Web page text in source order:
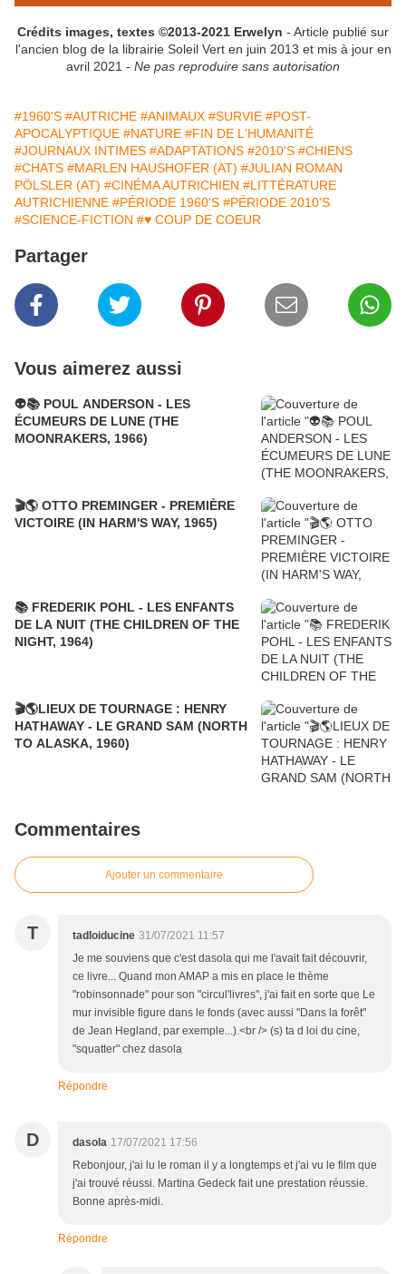
Crédits images, textes ©2013-2021 Erwelyn - Article publié sur
l'ancien blog de la librairie Soleil Vert en juin 2013 et mis à jour en
avril 2021 - Ne pas reproduire sans autorisation
#1960'S #AUTRICHE #ANIMAUX #SURVIE #POST-
APOCALYPTIQUE #NATURE #FIN DE L'HUMANITÉ
#JOURNAUX INTIMES #ADAPTATIONS #2010'S #CHIENS
#CHATS #MARLEN HAUSHOFER (AT) #JULIAN ROMAN
PÖLSLER (AT) #CINÉMA AUTRICHIEN #LITTÉRATURE
AUTRICHIENNE #PÉRIODE 1960'S #PÉRIODE 2010'S
#SCIENCE-FICTION #♥ COUP DE COEUR
Partager
Vous aimerez aussi
👽📚 POUL ANDERSON - LES
ÉCUMEURS DE LUNE (THE
MOONRAKERS, 1966)
🎬🌎 OTTO PREMINGER - PREMIÈRE
VICTOIRE (IN HARM'S WAY, 1965)
📚 FREDERIK POHL - LES ENFANTS
DE LA NUIT (THE CHILDREN OF THE
NIGHT, 1964)
🎬🌎LIEUX DE TOURNAGE : HENRY
HATHAWAY - LE GRAND SAM (NORTH
TO ALASKA, 1960)
Commentaires
Ajouter un commentaire
T tadloiducine 31/07/2021 11:57
Je me souviens que c'est dasola qui me l'avait fait découvrir,
ce livre... Quand mon AMAP a mis en place le thème
"robinsonnade" pour son "circul'livres", j'ai fait en sorte que Le
mur invisible figure dans le fonds (avec aussi "Dans la forêt"
de Jean Hegland, par exemple...).<br /> (s) ta d loi du cine,
"squatter" chez dasola
Répondre
D dasola 17/07/2021 17:56
Rebonjour, j'ai lu le roman il y a longtemps et j'ai vu le film que
j'ai trouvé réussi. Martina Gedeck fait une prestation réussie.
Bonne après-midi.
Répondre